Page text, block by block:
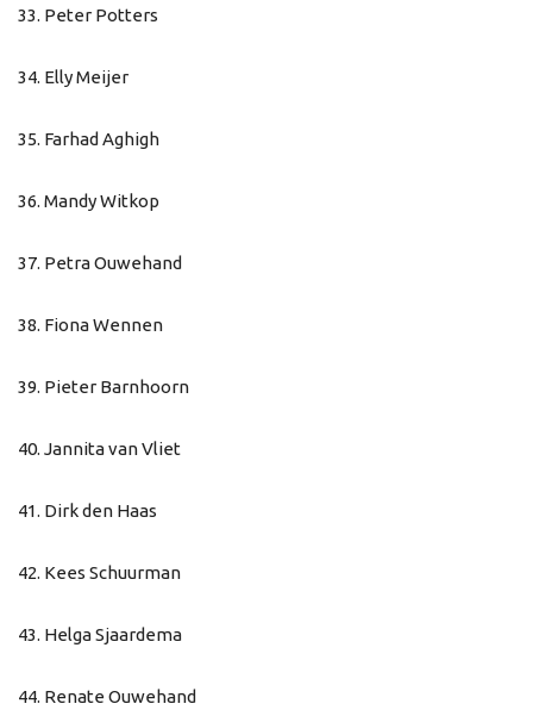
33. Peter Potters
34. Elly Meijer
35. Farhad Aghigh
36. Mandy Witkop
37. Petra Ouwehand
38. Fiona Wennen
39. Pieter Barnhoorn
40. Jannita van Vliet
41. Dirk den Haas
42. Kees Schuurman
43. Helga Sjaardema
44. Renate Ouwehand